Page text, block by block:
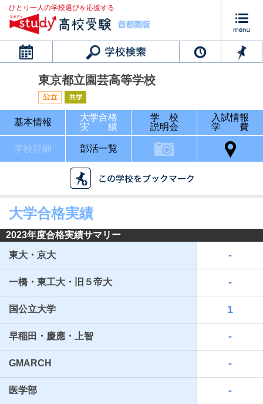
ひとり一人の学校選びを応援する
カレンダー
最近見た学校
東京都立園芸高等学校
基本情報
大学合格
実 績
学 校
説明会
入試情報
学 費
学校詳細 部活一覧
大学合格実績
2023年度合格実績サマリー
東大・京大
-
一橋・東工大・旧５帝大 -
国公立大学 1
早稲田・慶應・上智 -
GMARCH -
医学部 -